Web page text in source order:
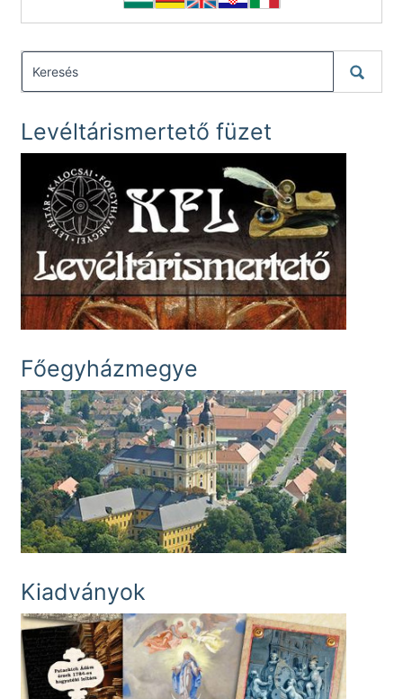
Levéltárismertető füzet
Főegyházmegye
Kiadványok